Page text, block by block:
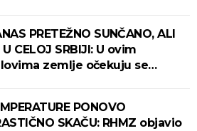
PRETEŽNO SUNČANO, ALI
U CELOJ SRBIJI: U ovim
zemlje očekuju se
PONOVO
SKAČU: RHMZ objavio